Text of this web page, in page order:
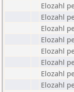
Elozahl
Elozahl
Elozahl
Elozahl
Elozahl
Elozahl
Elozahl
Elozahl